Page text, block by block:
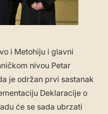
i Metohiju i glavni
nivou Petar
je održan prvi sastanak
Deklaracije o
će se sada ubrzati